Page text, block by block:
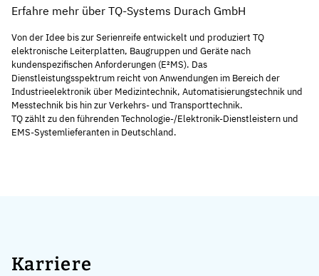
Erfahre mehr über TQ-Systems Durach GmbH
Von der Idee bis zur Serienreife entwickelt und produziert TQ
elektronische Leiterplatten, Baugruppen und Geräte nach
kundenspezifischen Anforderungen (E²MS). Das
Dienstleistungsspektrum reicht von Anwendungen im Bereich der
Industrieelektronik über Medizintechnik, Automatisierungstechnik und
Messtechnik bis hin zurVerkehrs- und Transporttechnik.
TQ zählt zu den führenden Technologie-/Elektronik-Dienstleistern und
EMS-Systemlieferanten in Deutschland.
Karriere